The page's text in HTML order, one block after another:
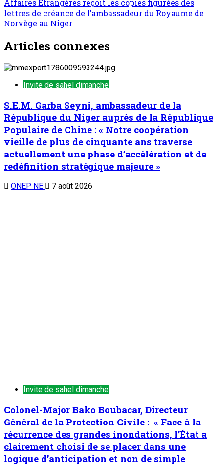
Affaires Etrangères reçoit les copies figurées des
lettres de créance de l’ambassadeur du Royaume de
Norvège au Niger
Articles connexes
Invite de sahel dimanche
S.E.M. Garba Seyni, ambassadeur de la
République du Niger auprès de la République
Populaire de Chine : « Notre coopération
vieille de plus de cinquante ans traverse
actuellement une phase d’accélération et de
redéfinition stratégique majeure »
ONEP NE 7 août 2026
Invite de sahel dimanche
Colonel-Major Bako Boubacar, Directeur
Général de la Protection Civile : « Face à la
récurrence des grandes inondations, l’État a
clairement choisi de se placer dans une
logique d’anticipation et non de simple